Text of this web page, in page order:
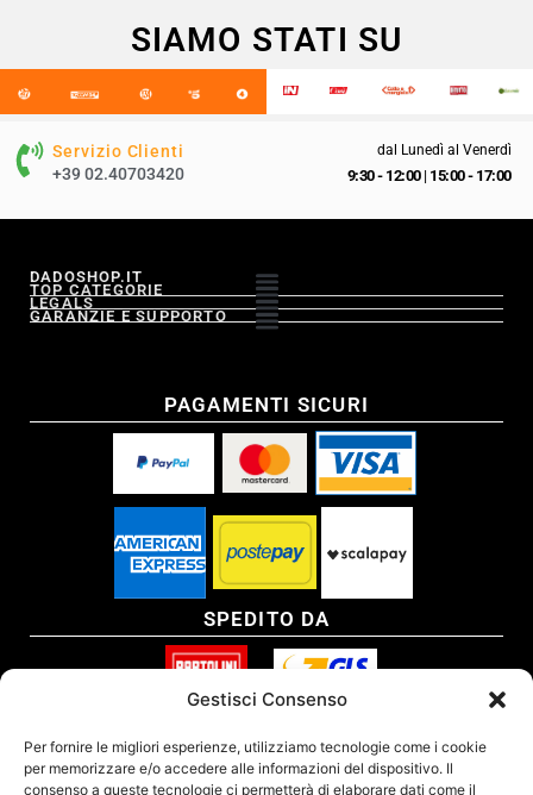
Gestisci Consenso
Per fornire le migliori esperienze, utilizziamo tecnologie come i cookie
per memorizzare e/o accedere alle informazioni del dispositivo. Il
consenso a queste tecnologie ci permetterà di elaborare dati come il
SIAMO STATI SU
Servizio Clienti
+39 02.40703420
dal Lunedì al Venerdì
9:30 - 12:00| 15:00 - 17:00
DADOSHOP.IT
TOP CATEGORIE
LEGALS
GARANZIE E SUPPORTO
PAGAMENTI SICURI
SPEDITO DA